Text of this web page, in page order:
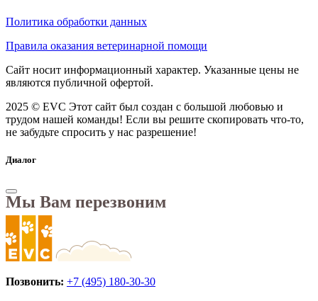
Политика обработки данных
Правила оказания ветеринарной помощи
Сайт носит информационный характер. Указанные цены не
являются публичной офертой.
2025 © EVC Этот сайт был создан с большой любовью и
трудом нашей команды! Если вы решите скопировать что-то,
не забудьте спросить у нас разрешение!
Диалог
Мы Вам перезвоним
Позвонить: +7 (495) 180-30-30